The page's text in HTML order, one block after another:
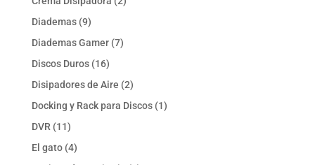
Diademas 99
productos
Diademas Gamer 77
Discos Duros 1616
productos
Disipadores de Aire 22
productos
Docking y Rack para Discos 11
DVR 1111
productos
El gato 44